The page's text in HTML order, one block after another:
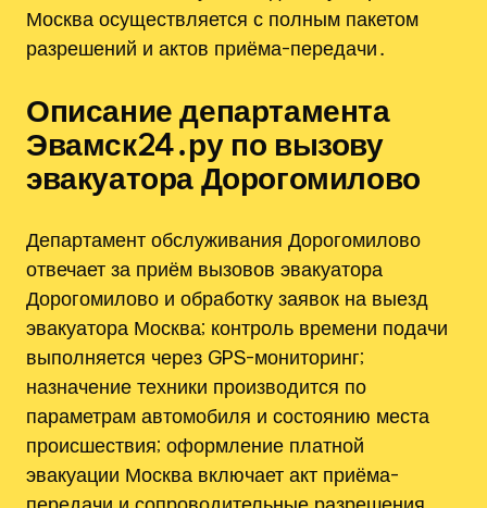
Москва осуществляется с полным пакетом
разрешений и актов приёма-передачи․
Описание департамента
Эвамск24․ру по вызову
эвакуатора Дорогомилово
Департамент обслуживания Дорогомилово
отвечает за приём вызовов эвакуатора
Дорогомилово и обработку заявок на выезд
эвакуатора Москва; контроль времени подачи
выполняется через GPS-мониторинг;
назначение техники производится по
параметрам автомобиля и состоянию места
происшествия; оформление платной
эвакуации Москва включает акт приёма-